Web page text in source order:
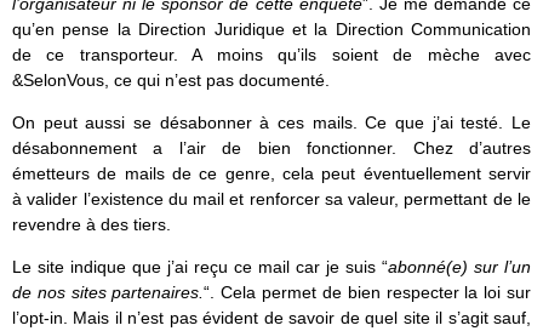
qu’en pense la Direction Juridique et la Direction Communication
de ce transporteur. A moins qu’ils soient de mèche avec
&SelonVous, ce qui n’est pas documenté.
On peut aussi se désabonner à ces mails. Ce que j’ai testé. Le
désabonnement a l’air de bien fonctionner. Chez d’autres
émetteurs de mails de ce genre, cela peut éventuellement servir
à valider l’existence du mail et renforcer sa valeur, permettant de le
revendre à des tiers.
Le site indique que j’ai reçu ce mail car je suis “abonné(e) sur l’un
de nos sites partenaires.“. Cela permet de bien respecter la loi sur
l’opt-in. Mais il n’est pas évident de savoir de quel site il s’agit sauf,